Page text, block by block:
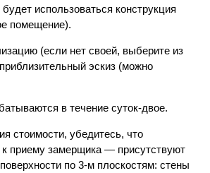
использоваться конструкция
помещение).
(если нет своей, выберите из
эскиз (можно
в течение суток-двое.
стоимости, убедитесь, что
к приему замерщика — присутствуют
по 3-м плоскостям: стены